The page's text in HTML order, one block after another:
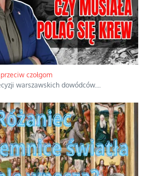
sakry
sakr w Écône.